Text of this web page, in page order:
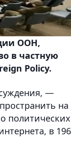
ООН,
в частную
Policy.
—
на
в